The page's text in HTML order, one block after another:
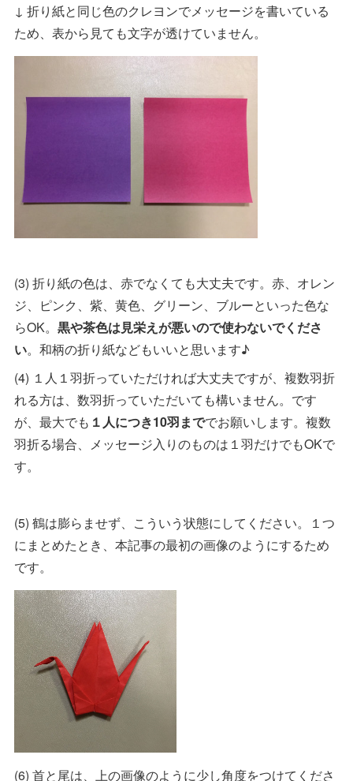
↓ 折り紙と同じ色のクレヨンでメッセージを書いている
ため、表から見ても文字が透けていません。
(3) 折り紙の色は、赤でなくても大丈夫です。赤、オレン
ジ、ピンク、紫、黄色、グリーン、ブルーといった色な
らOK。黒や茶色は見栄えが悪いので使わないでくださ
い。和柄の折り紙などもいいと思います♪
(4) １人１羽折っていただければ大丈夫ですが、複数羽折
れる方は、数羽折っていただいても構いません。です
が、最大でも １人につき10羽まででお願いします。複数
羽折る場合、メッセージ入りのものは１羽だけでもOKで
す。
(5) 鶴は膨らませず、こういう状態にしてください。１つ
にまとめたとき、本記事の最初の画像のようにするため
です。
(6) 首と尾は、上の画像のように少し角度をつけてくださ